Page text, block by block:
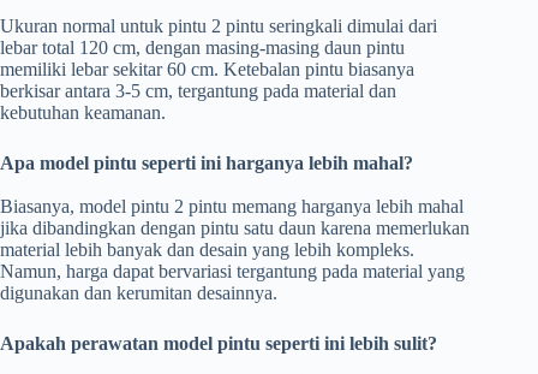
Ukuran normal untuk pintu 2 pintu seringkali dimulai dari
lebar total 120 cm, dengan masing-masing daun pintu
memiliki lebar sekitar 60 cm. Ketebalan pintu biasanya
berkisar antara 3-5 cm, tergantung pada material dan
kebutuhan keamanan.
Apa model pintu seperti ini harganya lebih mahal?
Biasanya, model pintu 2 pintu memang harganya lebih mahal
jika dibandingkan dengan pintu satu daun karena memerlukan
material lebih banyak dan desain yang lebih kompleks.
Namun, harga dapat bervariasi tergantung pada material yang
digunakan dan kerumitan desainnya.
Apakah perawatan model pintu seperti ini lebih sulit?